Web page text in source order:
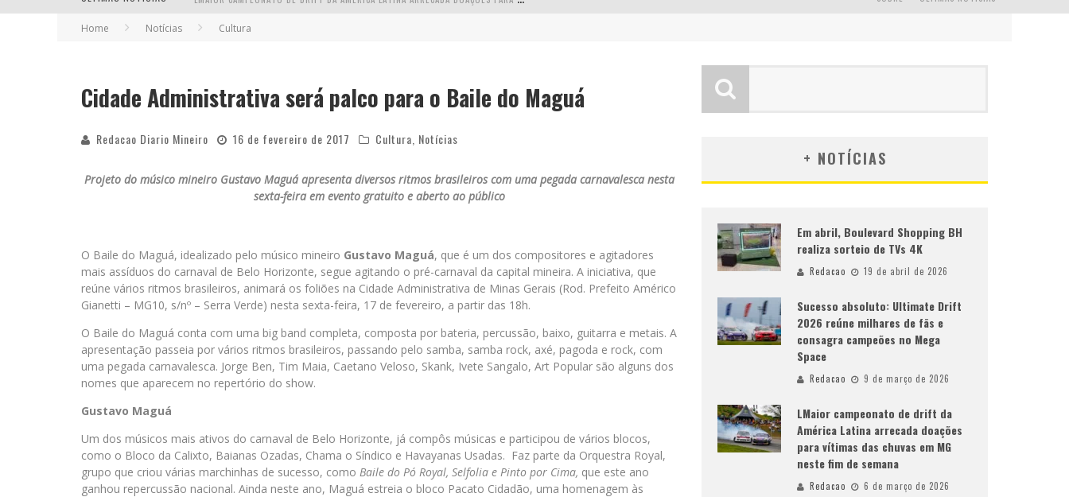
SUCESSO ABSOLUTO: ULTIMATE DRIFT 2026 REÚNE MILHARES DE FÃS E CONSAGRA CAMPEÕES NO MEGA SPACE
Home Notícias Cultura
Cidade Administrativa será palco para o Baile do Maguá
Redacao Diario Mineiro 16 de fevereiro de 2017 Cultura Notícias
Projeto do músico mineiro Gustavo Maguá apresenta diversos ritmos brasileiros com uma pegada carnavalesca nesta
sexta-feira em evento gratuito e aberto ao público
O Baile do Maguá, idealizado pelo músico mineiro Gustavo Maguá, que é um dos compositores e agitadores
mais assíduos do carnaval de Belo Horizonte, segue agitando o pré-carnaval da capital mineira. A iniciativa, que
reúne vários ritmos brasileiros, animará os foliões na Cidade Administrativa de Minas Gerais (Rod. Prefeito Américo
Gianetti – MG10, s/nº – Serra Verde) nesta sexta-feira, 17 de fevereiro, a partir das 18h.
O Baile do Maguá conta com uma big band completa, composta por bateria, percussão, baixo, guitarra e metais. A
apresentação passeia por vários ritmos brasileiros, passando pelo samba, samba rock, axé, pagoda e rock, com
uma pegada carnavalesca. Jorge Ben, Tim Maia, Caetano Veloso, Skank, Ivete Sangalo, Art Popular são alguns dos
nomes que aparecem no repertório do show.
Gustavo Maguá
Um dos músicos mais ativos do carnaval de Belo Horizonte, já compôs músicas e participou de vários blocos,
como o Bloco da Calixto, Baianas Ozadas, Chama o Síndico e Havayanas Usadas. Faz parte da Orquestra Royal,
grupo que criou várias marchinhas de sucesso, como Baile do Pó Royal, Selfolia e Pinto por Cima, que este ano
ganhou repercussão nacional. Ainda neste ano, Maguá estreia o bloco Pacato Cidadão, uma homenagem às
+ NOTÍCIAS
Em abril, Boulevard Shopping BH
realiza sorteio de TVs 4K
Redacao 19 de abril de 2026
Sucesso absoluto: Ultimate Drift
2026 reúne milhares de fãs e
consagra campeões no Mega
Space
Redacao 9 de março de 2026
LMaior campeonato de drift da
América Latina arrecada doações
para vítimas das chuvas em MG
neste fim de semana
Redacao 6 de março de 2026